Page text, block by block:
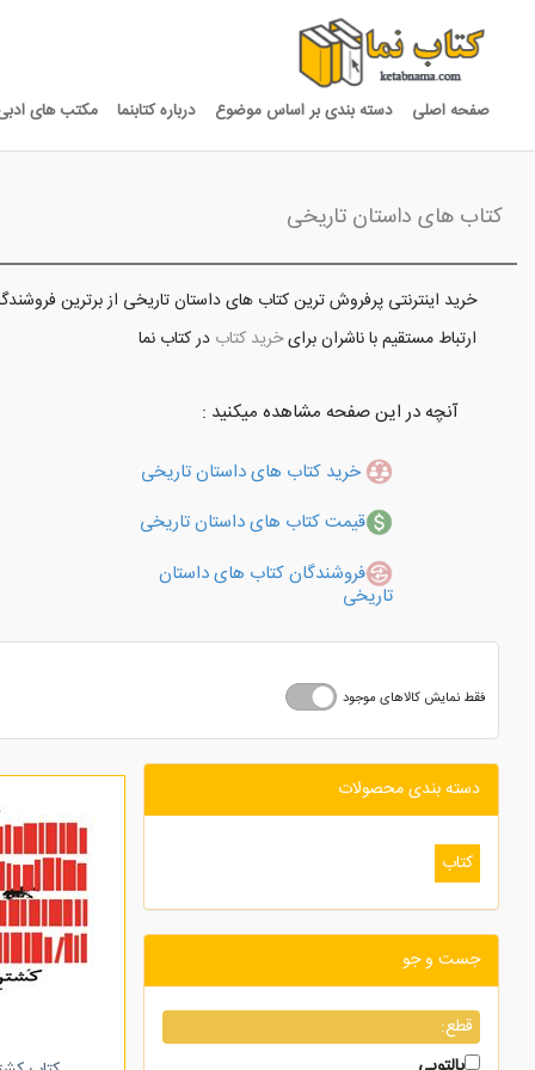
صفحه اصلی دسته بندی بر اساس موضوع درباره کتابنما مکتب های
کتاب های داستان تاریخی
خرید اینترنتی پرفروش ترین کتاب های داستان تاریخی از برترین
ارتباط مستقیم با ناشران برایخرید کتاب در کتاب نما
آنچه در این صفحه مشاهده میکنید :
خرید کتاب های داستان تاریخی
قیمت کتاب های داستان تاریخی
فروشندگان کتاب های داستان
تاریخی
فقط نمایش کالاهای موجود
دسته بندی محصولات
کتاب
جست و جو
قطع: